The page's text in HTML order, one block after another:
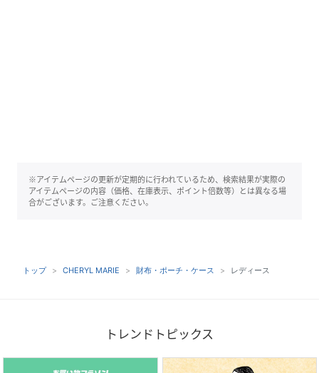
※アイテムページの更新が定期的に行われているため、検索結果が実際の
アイテムページの内容（価格、在庫表示、ポイント倍数等）とは異なる場
合がございます。ご注意ください。
トップ CHERYL MARIE 財布・ポーチ・ケース レディース
トレンドトピックス